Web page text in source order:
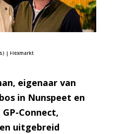
| Flexmarkt
eigenaar van
in Nunspeet en
Connect,
uitgebreid